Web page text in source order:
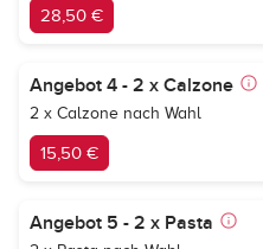
28,50 €
Angebot 4 - 2 x Calzone
2 x Calzone nach Wahl
15,50 €
Angebot 5 - 2 x Pasta